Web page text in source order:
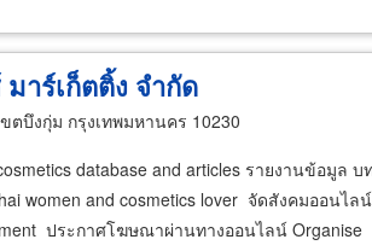
าร์เก็ตติ้ง จำกัด
ตบึงกุ่ม กรุงเทพมหานคร 10230
database and articles รายงานข้อมูล
women and cosmetics lover จัดสังคมออนไ
ประกาศโฆษณาผ่านทางออนไลน์ Organise